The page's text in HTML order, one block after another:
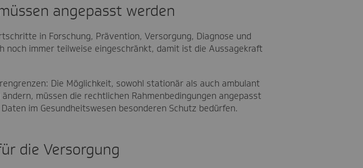
angepasst werden
in Forschung, Prävention, Versorgung, Diagnose und
noch immer teilweise eingeschränkt, damit ist die Aussagekraft
Die Möglichkeit, sowohl stationär als auch ambulant
müssen die rechtlichen Rahmenbedingungen angepasst
im Gesundheitswesen besonderen Schutz bedürfen.
die Versorgung